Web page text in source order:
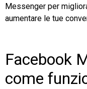
Messenger per
aumentare le tue
Facebook
come